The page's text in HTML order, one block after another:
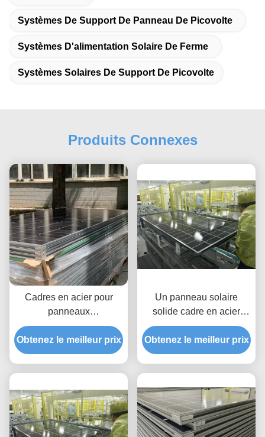
Systèmes De Support De Panneau De Picovolte
Systèmes D'alimentation Solaire De Ferme
Systèmes Solaires De Support De Picovolte
Produits Connexes
Cadres en acier pour
panneaux
photovoltaïques à
installation facile,
conceptions
pour panneaux solaires
dans divers
environnements
Obtenez le meilleur prix
Un panneau solaire
solide cadre en acier
combinant haute
résistance à la corrosion
et versatile qualités
Obtenez le meilleur prix